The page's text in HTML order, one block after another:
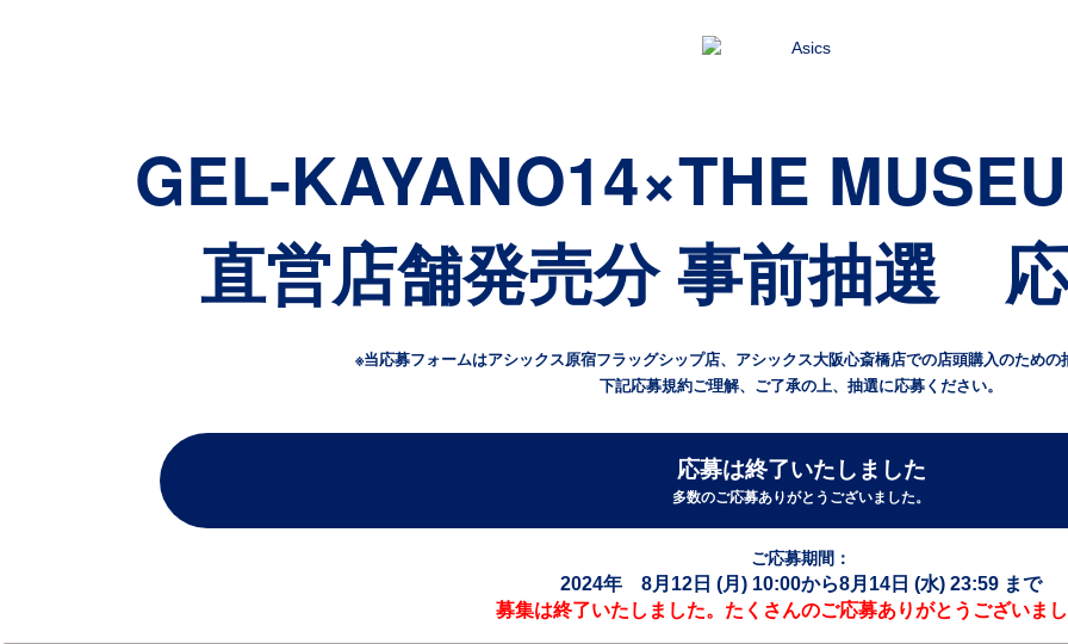
GEL-KAYANO14×THE
直営店舗発売分 事前抽選
※当応募フォームはアシックス原宿フラッグシップ店、アシックス大阪心斎橋店での店頭購入のための
下記応募規約ご理解、ご了承の上、抽選に応募ください。
応募は終了いたしました
多数のご応募ありがとうございました。
ご応募期間：
2024年 8月12日 (月) 10:00から8月14日 (水) 23:59 まで
募集は終了いたしました。たくさんのご応募ありがとうございまし